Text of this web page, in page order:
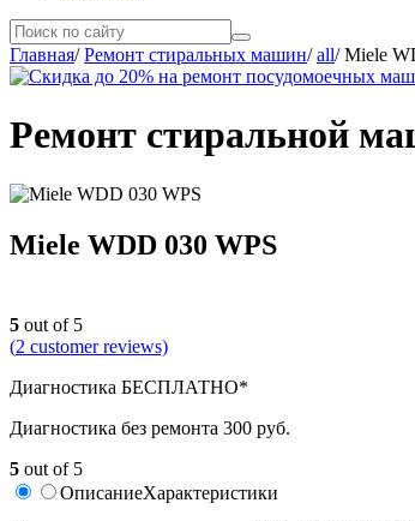
Главная/Ремонт стиральных машин/all/Miele
Ремонт стиральной
Miele WDD 030 WPS
5 out of 5
(2 customer reviews)
Диагностика БЕСПЛАТНО*
Диагностика без ремонта 300 руб.
5 out of 5
ОписаниеХарактеристики